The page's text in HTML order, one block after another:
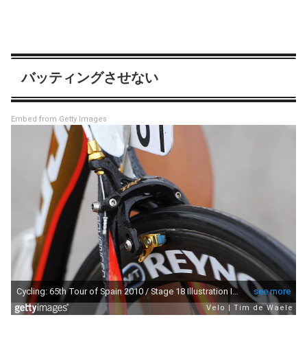
バッティングさせない
Embed from Getty Images